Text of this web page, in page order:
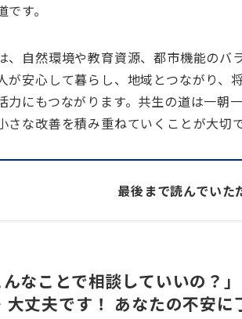
です。
、自然環境や教育資源、都市機能のバ
が安心して暮らし、地域とつながり、
力にもつながります。共生の道は一朝
さな改善を積み重ねていくことが大切で
最後まで読んでいた
んなことで相談していいの？」
丈夫です！ あなたの不安に